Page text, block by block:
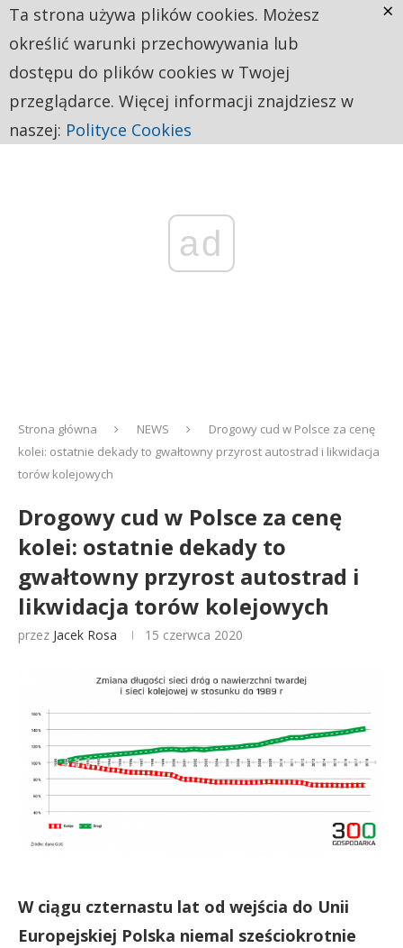
ad
Strona główna NEWS
Drogowy cud w Polsce za cenę
kolei: ostatnie dekady to gwałtowny przyrost autostrad i likwidacja
torów kolejowych
Drogowy cud w Polsce za cenę
kolei: ostatnie dekady to
gwałtowny przyrost autostrad i
likwidacja torów kolejowych
przez Jacek Rosa 15 czerwca 2020
W ciągu czternastu lat od wejścia do Unii
Europejskiej Polska niemal sześciokrotnie
Ta strona używa plików cookies. Możesz
określić warunki przechowywania lub
dostępu do plików cookies w Twojej
przeglądarce. Więcej informacji znajdziesz w
naszej: Polityce Cookies
×